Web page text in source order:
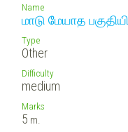
Name
மாடு மேயாத
Type
Other
Difficulty
medium
Marks
5 m.